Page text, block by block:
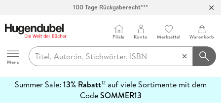
100 Tage Rückgaberecht***
Hugendubel
Menu
Filiale Konto Merkzettel Warenkorb
Summer Sale: 13% Rabatt12auf viele Sortimente mit dem
CodeSOMMER13
erfahren